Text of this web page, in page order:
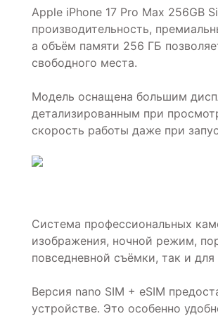
Apple iPhone 17 Pro Max 256GB
производительность,
а объём памяти 256 ГБ
свободного места.
Модель оснащена большим
детализированным при
скорость работы даже при
Система профессиональных
изображения, ночной режим,
повседневной съёмки, так и
Версия nano SIM + eSIM
устройстве. Это особенно